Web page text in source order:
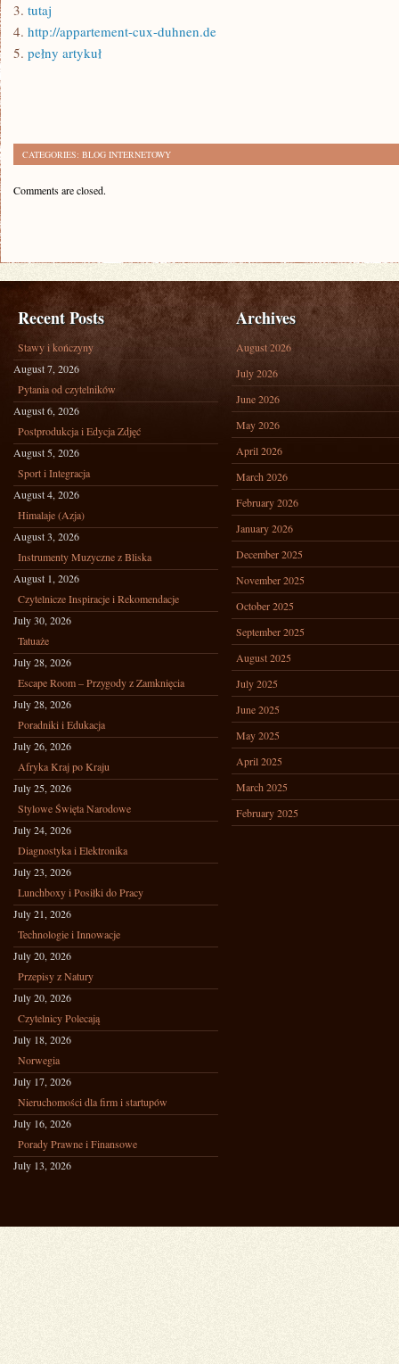
3. tutaj
4. http://appartement-cux-duhnen.de
5. pełny artykuł
CATEGORIES: BLOG INTERNETOWY
Comments are closed.
Recent Posts
Stawy i kończyny
August 7, 2026
Pytania od czytelników
August 6, 2026
Postprodukcja i Edycja Zdjęć
August 5, 2026
Sport i Integracja
August 4, 2026
Himalaje (Azja)
August 3, 2026
Instrumenty Muzyczne z Bliska
August 1, 2026
Czytelnicze Inspiracje i Rekomendacje
July 30, 2026
Tatuaże
July 28, 2026
Escape Room – Przygody z Zamknięcia
July 28, 2026
Poradniki i Edukacja
July 26, 2026
Afryka Kraj po Kraju
July 25, 2026
Stylowe Święta Narodowe
July 24, 2026
Diagnostyka i Elektronika
July 23, 2026
Lunchboxy i Posiłki do Pracy
July 21, 2026
Technologie i Innowacje
July 20, 2026
Przepisy z Natury
July 20, 2026
Czytelnicy Polecają
July 18, 2026
Norwegia
July 17, 2026
Nieruchomości dla firm i startupów
July 16, 2026
Porady Prawne i Finansowe
July 13, 2026
Archives
August 2026
July 2026
June 2026
May 2026
April 2026
March 2026
February 2026
January 2026
December 2025
November 2025
October 2025
September 2025
August 2025
July 2025
June 2025
May 2025
April 2025
March 2025
February 2025